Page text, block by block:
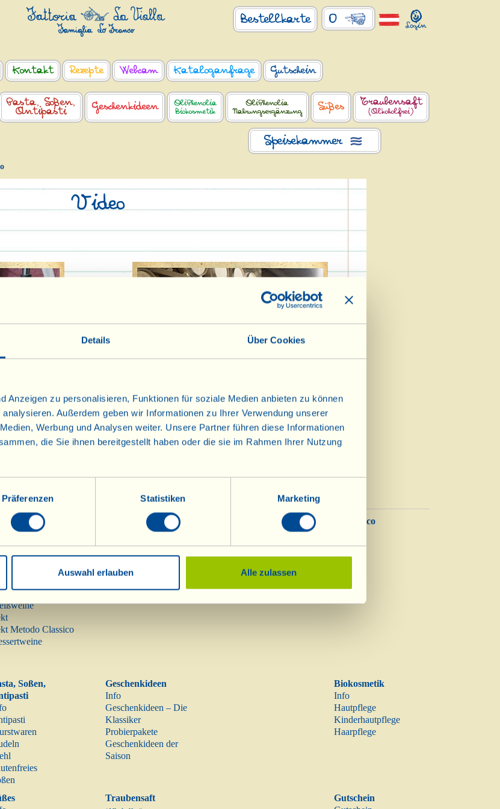
Details Über Cookies
Anzeigen zu personalisieren, Funktionen für soziale Medien anbieten zu können
Außerdem geben wir Informationen zu Ihrer Verwendung unserer
Werbung und Analysen weiter. Unsere Partner führen diese Informationen
die Sie ihnen bereitgestellt haben oder die sie im Rahmen Ihrer Nutzung
Präferenzen Statistiken Marketing
Auswahl erlauben Alle zulassen
0
Bestellkarte
Kontakt Rezepte Webcam Kataloganfrage Gutschein
Pasta, Soßen,
Antipasti
Geschenkideen
OliPhenolia
Biokosmetik
OliPhenolia
Nahrungsergänzung
Süßes Traubensaft
(Alkoholfrei)
Speisekammer
Video
Weißwein
vorbereitet
Wie man einen bedeutenden lang
ausgebauten Rotwein auf die Verkostung
vorbereitet
Metodo Classico
Balsamico
Soßen,
Geschenkideen
Info
Geschenkideen – Die
Klassiker
Probierpakete
Geschenkideen der
Saison
Biokosmetik
Info
Hautpflege
Kinderhautpflege
Haarpflege
Traubensaft
Gutschein